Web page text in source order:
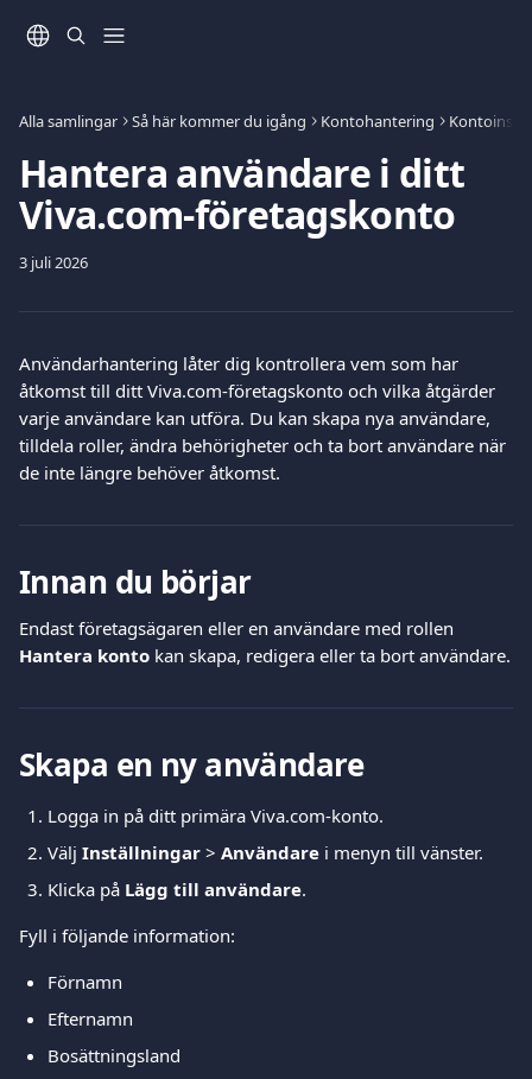
Alla samlingar Så här kommer du igång Kontohantering
Hantera användare i ditt
Viva.com-företagskonto
3 juli 2026
Användarhantering låter dig kontrollera vem som har
åtkomst till ditt Viva.com-företagskonto och vilka åtgärder
varje användare kan utföra. Du kan skapa nya användare,
tilldela roller, ändra behörigheter och ta bort användare när
de inte längre behöver åtkomst.
Innan du börjar
Endast företagsägaren eller en användare med rollen
Hantera konto kan skapa, redigera eller ta bort användare.
Skapa en ny användare
Logga in på ditt primära Viva.com-konto.
Välj Inställningar > Användare i menyn till vänster.
Klicka på Lägg till användare.
Fyll i följande information:
Förnamn
Efternamn
Bosättningsland